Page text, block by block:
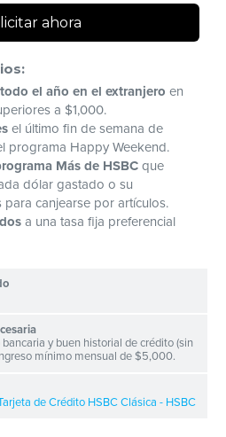
ahora
el año en el extranjero en
a $1,000.
el último fin de semana de
programa Happy Weekend.
Más de HSBC que
dólar gastado o su
canjearse por artículos.
a una tasa fija preferencial
y buen historial de crédito (sin
mínimo mensual de $5,000.
de Crédito HSBC Clásica - HSBC